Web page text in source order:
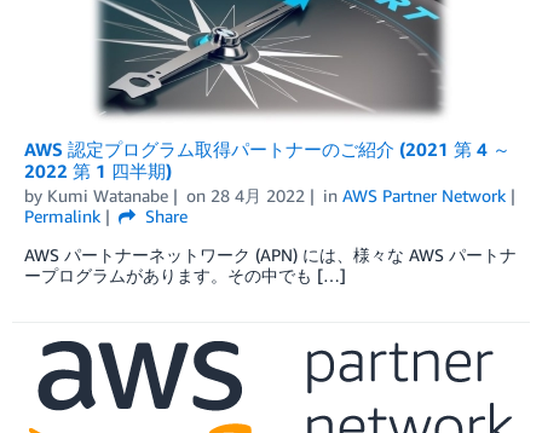
AWS 認定プログラム取得パートナーのご紹介 (2021 第 4 ～
2022 第 1 四半期)
by Kumi Watanabe on 28 4月 2022 in AWS Partner Network
Permalink
Share
AWS パートナーネットワーク (APN) には、様々な AWS パートナ
ープログラムがあります。その中でも […]